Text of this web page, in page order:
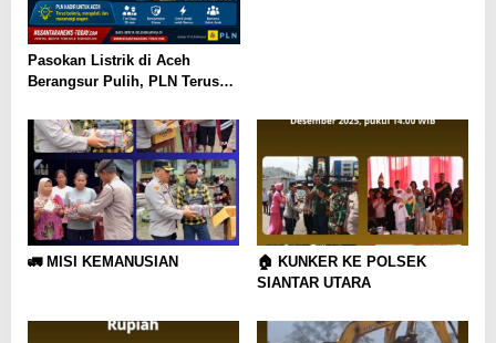
Pasokan Listrik di Aceh
Berangsur Pulih, PLN Terus
🚛 MISI KEMANUSIAN
🏠 KUNKER KE POLSEK
SIANTAR UTARA